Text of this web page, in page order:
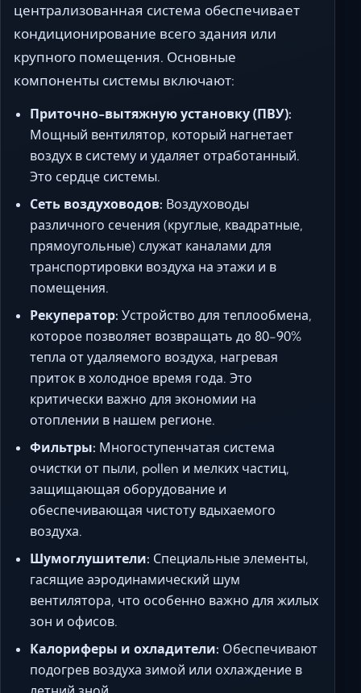
централизованная система обеспечивает
кондиционирование всего здания или
крупного помещения. Основные
компоненты системы включают:
Приточно-вытяжную установку (ПВУ):
Мощный вентилятор, который нагнетает
воздух в систему и удаляет отработанный.
Это сердце системы.
Сеть воздуховодов: Воздуховоды
различного сечения (круглые, квадратные,
прямоугольные) служат каналами для
транспортировки воздуха на этажи и в
помещения.
Рекуператор: Устройство для теплообмена,
которое позволяет возвращать до 80-90%
тепла от удаляемого воздуха, нагревая
приток в холодное время года. Это
критически важно для экономии на
отоплении в нашем регионе.
Фильтры: Многоступенчатая система
очистки от пыли, pollen и мелких частиц,
защищающая оборудование и
обеспечивающая чистоту вдыхаемого
воздуха.
Шумоглушители: Специальные элементы,
гасящие аэродинамический шум
вентилятора, что особенно важно для жилых
зон и офисов.
Калориферы и охладители: Обеспечивают
подогрев воздуха зимой или охлаждение в